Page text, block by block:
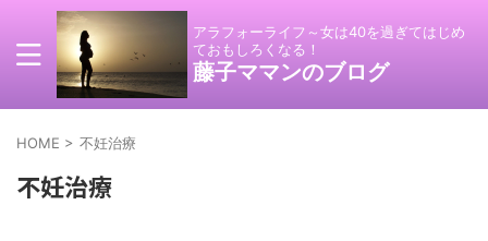
アラフォーライフ～女は40を過ぎてはじめ
ておもしろくなる！
藤子ママンのブログ
HOME > 不妊治療
不妊治療